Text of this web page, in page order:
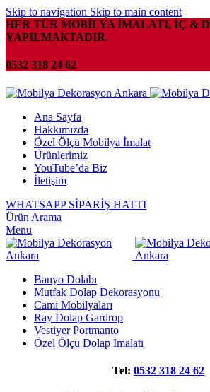
Skip to navigation Skip to main content
HER TÜR MOBİLYA İMALATI, İÇ &
YAPILMAKTADIR.
0532 318 24 62
Ana Sayfa
Hakkımızda
Özel Ölçü Mobilya İmalat
Ürünlerimiz
YouTube’da Biz
İletişim
WHATSAPP SİPARİŞ HATTI
Ürün Arama
Menu
Banyo Dolabı
Mutfak Dolap Dekorasyonu
Cami Mobilyaları
Ray Dolap Gardrop
Vestiyer Portmanto
Özel Ölçü Dolap İmalatı
Tel: 0532 318 24 62